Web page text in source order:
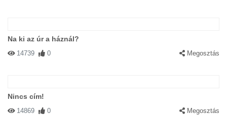
Na ki az úr a háznál?
14739 0 Megosztás
Nincs cím!
14869 0 Megosztás